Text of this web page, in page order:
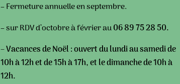
– Fermeture annuelle en septembre.
– sur RDV d’octobre à février au06 89 75 28 50.
– Vacances de Noël : ouvert du lundi au samedi de
10h à 12h et de 15h à 17h, et le dimanche de 10h à
12h.